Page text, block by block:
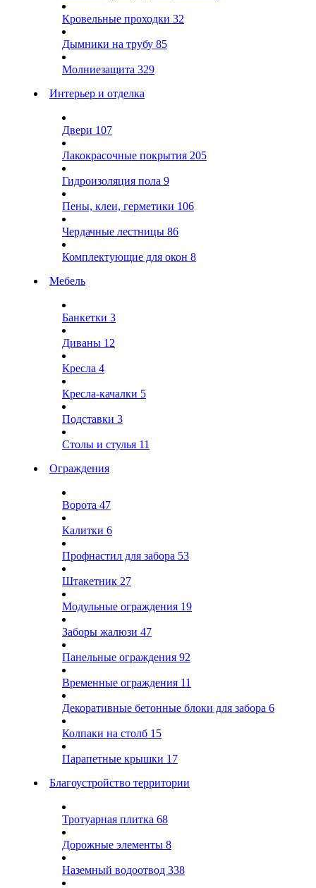
Кровельные проходки 32
Дымники на трубу 85
Молниезащита 329
Интерьер и отделка
Двери 107
Лакокрасочные покрытия 205
Гидроизоляция пола 9
Пены, клеи, герметики 106
Чердачные лестницы 86
Комплектующие для окон 8
Мебель
Банкетки 3
Диваны 12
Кресла 4
Кресла-качалки 5
Подставки 3
Столы и стулья 11
Ограждения
Ворота 47
Калитки 6
Профнастил для забора 53
Штакетник 27
Модульные ограждения 19
Заборы жалюзи 47
Панельные ограждения 92
Временные ограждения 11
Декоративные бетонные блоки для забора 6
Колпаки на столб 15
Парапетные крышки 17
Благоустройство территории
Тротуарная плитка 68
Дорожные элементы 8
Наземный водоотвод 338